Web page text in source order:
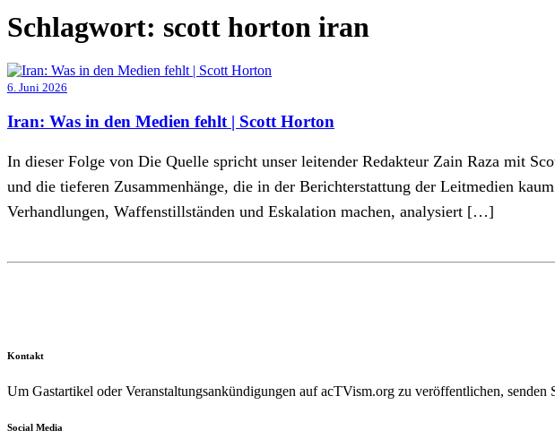
Schlagwort: scott horton iran
6. Juni 2026
Iran: Was in den Medien fehlt | Scott Horton
In dieser Folge von Die Quelle spricht unser leitender Redakteur Zain Raza mit
und die tieferen Zusammenhänge, die in der Berichterstattung der Leitmedien
Verhandlungen, Waffenstillständen und Eskalation machen, analysiert […]
Kontakt
Um Gastartikel oder Veranstaltungsankündigungen auf acTVism.org zu veröffentlichen,
Social Media